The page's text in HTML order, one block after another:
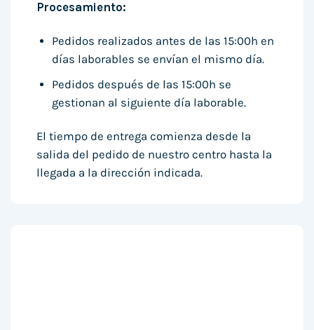
Procesamiento:
Pedidos realizados antes de las 15:00h en
días laborables se envían el mismo día.
Pedidos después de las 15:00h se
gestionan al siguiente día laborable.
El tiempo de entrega comienza desde la
salida del pedido de nuestro centro hasta la
llegada a la dirección indicada.